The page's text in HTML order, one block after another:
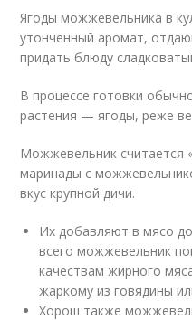
Ягоды можжевельника в
утонченный аромат,
придать блюду
В процессе готовки
растения — ягоды, реже
Можжевельник считается
маринады с
вкус крупной дичи.
Их добавляют в мясо
всего можжевельник
качествам жирного
жаркому из говядины
Хорош также